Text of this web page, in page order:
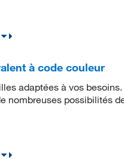
à code couleur
adaptées à vos
nombreuses possibilités